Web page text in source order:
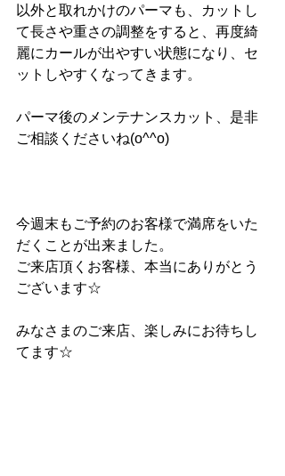
以外と取れかけのパーマも、カットし
て長さや重さの調整をすると、再度綺
麗にカールが出やすい状態になり、セ
ットしやすくなってきます。
パーマ後のメンテナンスカット、是非
ご相談くださいね(o^^o)
今週末もご予約のお客様で満席をいた
だくことが出来ました。
ご来店頂くお客様、本当にありがとう
ございます☆
みなさまのご来店、楽しみにお待ちし
てます☆